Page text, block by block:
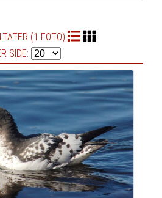
(1 FOTO)
SIDE: